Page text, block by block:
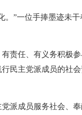
”一位手捧墨迹未
责任、有义务积极
民主党派成员的社
派成员服务社会、